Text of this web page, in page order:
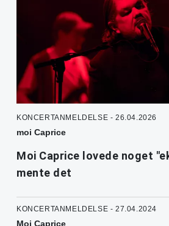
KONCERTANMELDELSE - 26.04.2026
moi Caprice
Moi Caprice lovede noget
mente det
KONCERTANMELDELSE - 27.04.2024
Moi Caprice